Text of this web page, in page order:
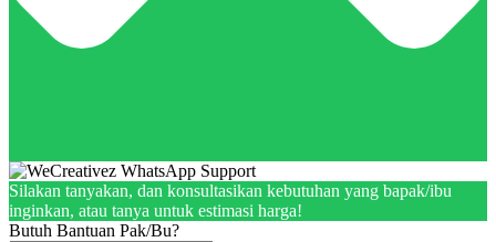
Silakan tanyakan, dan konsultasikan kebutuhan yang bapak/ibu
inginkan, atau tanya untuk estimasi harga!
Butuh Bantuan Pak/Bu?